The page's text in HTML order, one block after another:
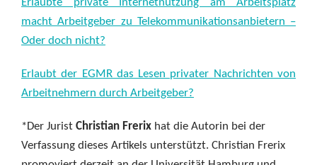
Erlaubte private Internetnutzung am Arbeitsplatz
macht Arbeitgeber zu Telekommunikationsanbietern –
Oder doch nicht?
Erlaubt der EGMR das Lesen privater Nachrichten von
Arbeitnehmern durch Arbeitgeber?
*Der Jurist Christian Frerix hat die Autorin bei der
Verfassung dieses Artikels unterstützt. Christian Frerix